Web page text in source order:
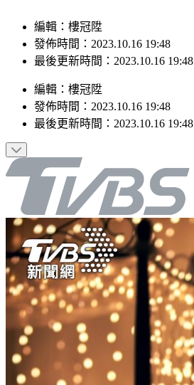
編輯：樓冠陞
發佈時間：2023.10.16 19:48
最後更新時間：2023.10.16 19:48
編輯 ： 樓冠陞
發佈時間： 2023.10.16 19:48
最後更新時間： 2023.10.16 19:48